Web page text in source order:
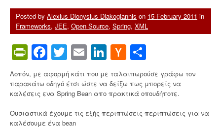
Posted by Alexius Dionysius Diakogiannis on 15 February 2011 in
Frameworks, JEE, Open Source, Spring, XML
PrintFriendly
Facebook
Twitter
EmailLinkedIn
Hacker
News
Λοπόν, με αφορμή κάτι που με ταλαιπωρούσε γράφω τον
παρακάτω οδηγό έτσι ώστε να δείξω πως μπορείς να
καλέσεις ενα Spring Bean απο πρακτικά οπουδήποτε.
Ουσιαστικά έχουμε τις εξής περιπτώσεις περιπτώσεις για να
καλέσουμε ένα bean